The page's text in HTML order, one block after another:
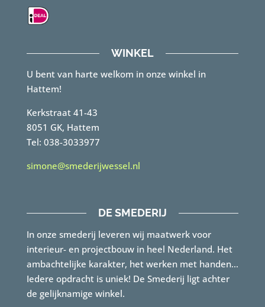
WINKEL
U bent van harte welkom in onze winkel in
Hattem!
Kerkstraat 41-43
8051 GK, Hattem
Tel: 038-3033977
simone@smederijwessel.nl
DE SMEDERIJ
In onze smederij leveren wij maatwerk voor
interieur- en projectbouw in heel Nederland. Het
ambachtelijke karakter, het werken met handen…
Iedere opdracht is uniek! De Smederij ligt achter
de gelijknamige winkel.